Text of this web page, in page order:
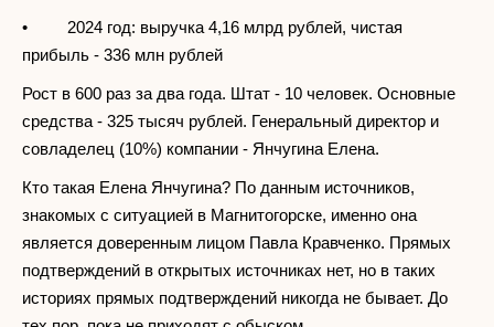
• 2024 год: выручка 4,16 млрд рублей, чистая
прибыль - 336 млн рублей
Рост в 600 раз за два года. Штат - 10 человек. Основные
средства - 325 тысяч рублей. Генеральный директор и
совладелец (10%) компании - Янчугина Елена.
Кто такая Елена Янчугина? По данным источников,
знакомых с ситуацией в Магнитогорске, именно она
является доверенным лицом Павла Кравченко. Прямых
подтверждений в открытых источниках нет, но в таких
историях прямых подтверждений никогда не бывает. До